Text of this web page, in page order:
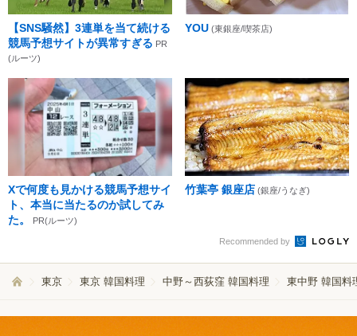
【SNS騒然】3連単を当て続ける
競馬予想サイトが異常すぎる PR
(ルーツ)
YOU (東銀座/喫茶店)
Xで何度も見かける競馬予想サイ
ト、本当に当たるのか試してみ
た。
PR(ルーツ)
竹葉亭 銀座店 (銀座/うなぎ)
Recommended by
東京 東京 韓国料理 中野～西荻窪 韓国料理 東中野 韓国料